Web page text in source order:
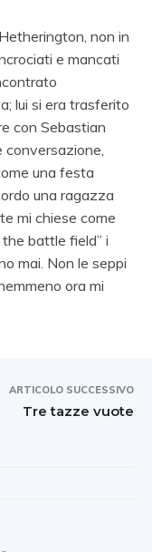
non in
e mancati
lui si era trasferito
con Sebastian
conversazione,
una festa
una ragazza
mi chiese come
battle field” i
mai. Non le seppi
ora mi
ARTICOLO SUCCESSIVO
Tre tazze vuote